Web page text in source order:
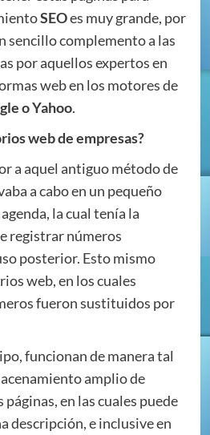
SEOes muy grande, por
sencillo complemento a las
por aquellos expertos en
web en los motores de
o Yahoo.
web de empresas?
a aquel antiguo método de
a cabo en un pequeño
la cual tenía la
registrar números
posterior. Esto mismo
web, en los cuales
fueron sustituidos por
funcionan de manera tal
amplio de
en las cuales puede
descripción, e inclusive en